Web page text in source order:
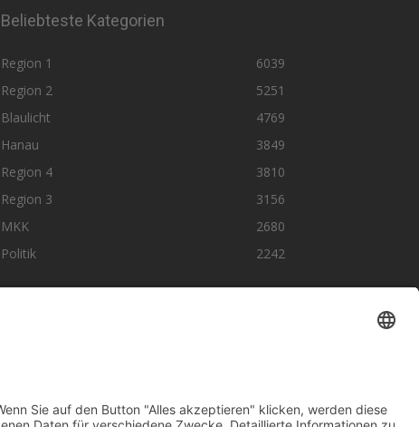
Beliebteste Kategorien
Region 1
6039
Region 2
5251
Blaulicht
4769
Hanau
3849
Region 4
3810
Region 3
3156
MKK
2680
Politik
2242
Folge uns auf SocialMedia